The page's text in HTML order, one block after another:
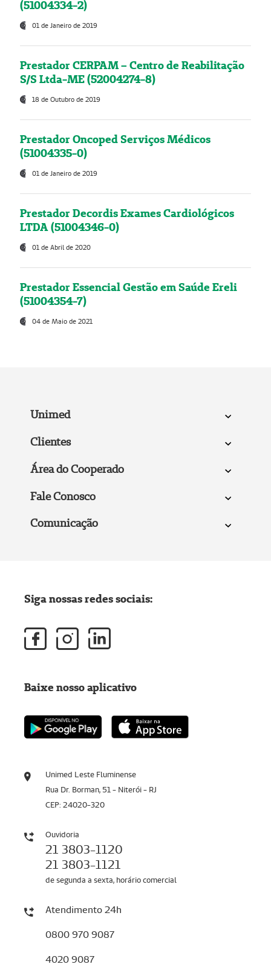
(51004334-2)
01 de Janeiro de 2019
Prestador CERPAM – Centro de Reabilitação
S/S Ltda-ME (52004274-8)
18 de Outubro de 2019
Prestador Oncoped Serviços Médicos
(51004335-0)
01 de Janeiro de 2019
Prestador Decordis Exames Cardiológicos
LTDA (51004346-0)
01 de Abril de 2020
Prestador Essencial Gestão em Saúde Ereli
(51004354-7)
04 de Maio de 2021
Unimed
Clientes
Área do Cooperado
Fale Conosco
Comunicação
Unimed Leste Fluminense
Rua Dr. Borman, 51 - Niterói - RJ
CEP: 24020-320
Ouvidoria
21 3803-1120
21 3803-1121
de segunda a sexta, horário comercial
Atendimento 24h
0800 970 9087
4020 9087
Siga nossas redes sociais:
Baixe nosso aplicativo